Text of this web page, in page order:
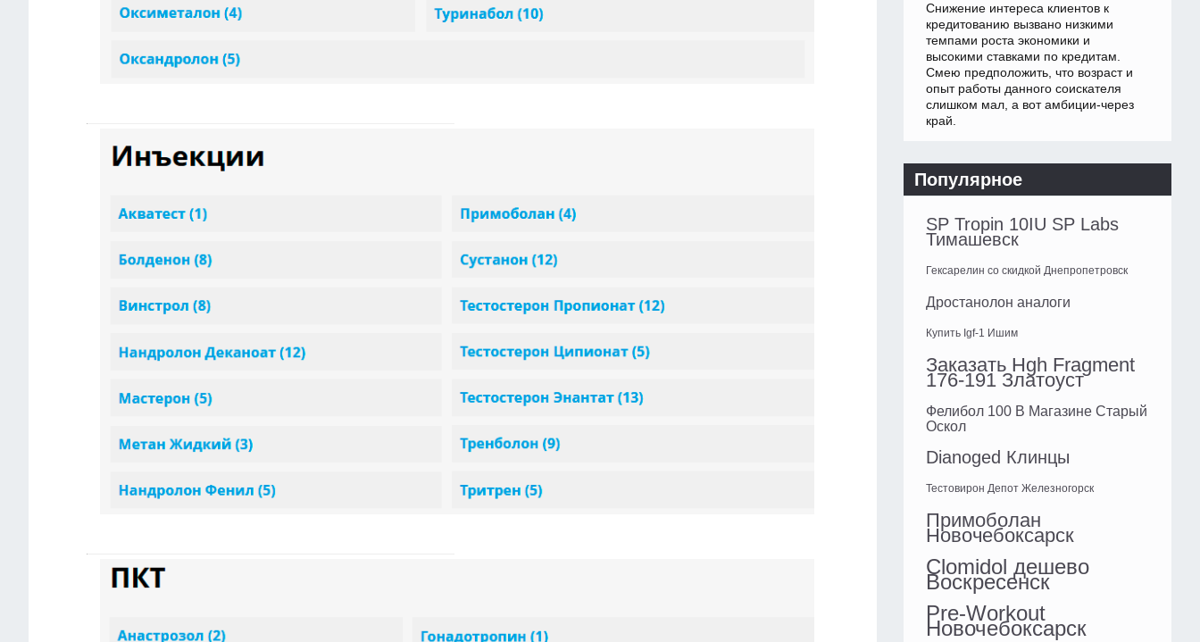
Снижение интереса клиентов к
кредитованию вызвано низкими
темпами роста экономики и
высокими ставками по кредитам.
Смею предположить, что возраст и
опыт работы данного соискателя
слишком мал, а вот амбиции-через
край.
Популярное
SP Tropin 10IU SP Labs
Тимашевск
Гексарелин со скидкой Днепропетровск
Дростанолон аналоги
Купить Igf-1 Ишим
Заказать Hgh Fragment
176-191 Златоуст
Фелибол 100 В Магазине Старый
Оскол
Dianoged Клинцы
Тестовирон Депот Железногорск
Примоболан
Новочебоксарск
Clomidol дешево
Воскресенск
Pre-Workout
Новочебоксарск